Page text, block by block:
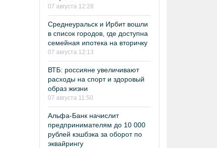
07 августа 12:28
Среднеуральск и Ирбит вошли
в список городов, где доступна
семейная ипотека на вторичку
07 августа 12:13
ВТБ: россияне увеличивают
расходы на спорт и здоровый
образ жизни
07 августа 11:50
Альфа-Банк начислит
предпринимателям до 10 000
рублей кэшбэка за оборот по
эквайрингу